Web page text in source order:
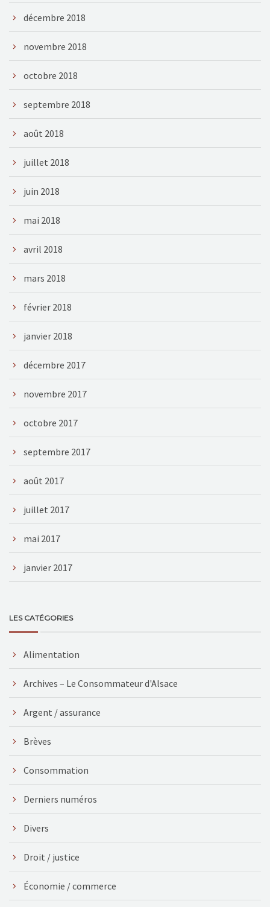
décembre 2018
novembre 2018
octobre 2018
septembre 2018
août 2018
juillet 2018
juin 2018
mai 2018
avril 2018
mars 2018
février 2018
janvier 2018
décembre 2017
novembre 2017
octobre 2017
septembre 2017
août 2017
juillet 2017
mai 2017
janvier 2017
LES CATÉGORIES
Alimentation
Archives – Le Consommateur d'Alsace
Argent / assurance
Brèves
Consommation
Derniers numéros
Divers
Droit / justice
Économie / commerce